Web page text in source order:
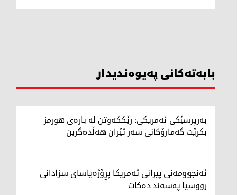
بابەتەکانی پەیوەندیدار
بەرپرسێکی ئەمریکی: رێککەوتن لە بارەی هورمز
بکرێت گەمارۆکانی سەر ئێران هەڵدەگرین
ئەنجوومەنی پیرانی ئەمریکا پڕۆژەیاسای سزادانی
رووسیا په‌سه‌ند ده‌كات